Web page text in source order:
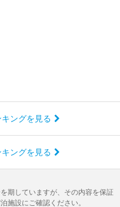
ングを見る
ングを見る
期していますが、その内容を保証
施設にご確認ください。